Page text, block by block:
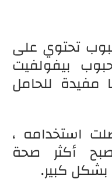
تحتوي على
بيفولفيت
مفيدة للحامل
استخدامه ،
أكثر صحة
كبير.